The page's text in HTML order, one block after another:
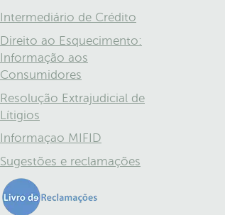
Intermediário de Crédito
Direito ao Esquecimento:
Informação aos
Consumidores
Resolução Extrajudicial de
Lítigios
Informaçao MIFID
Sugestões e reclamações